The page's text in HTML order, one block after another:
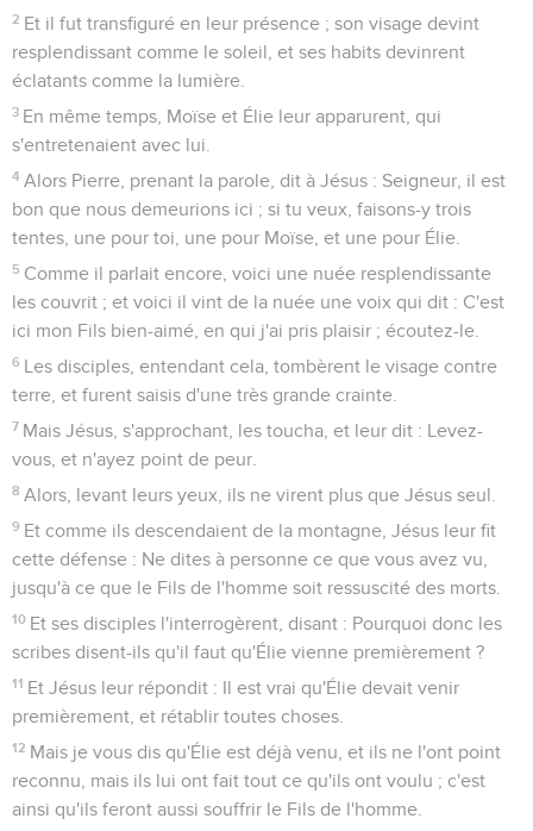
2 Et il fut transfiguré en leur présence ; son visage devint
resplendissant comme le soleil, et ses habits devinrent
éclatants comme la lumière.
3 En même temps, Moïse et Élie leur apparurent, qui
s'entretenaient avec lui.
4 Alors Pierre, prenant la parole, dit à Jésus : Seigneur, il est
bon que nous demeurions ici ; si tu veux, faisons-y trois
tentes, une pour toi, une pour Moïse, et une pour Élie.
5 Comme il parlait encore, voici une nuée resplendissante
les couvrit ; et voici il vint de la nuée une voix qui dit : C'est
ici mon Fils bien-aimé, en qui j'ai pris plaisir ; écoutez-le.
6 Les disciples, entendant cela, tombèrent le visage contre
terre, et furent saisis d'une très grande crainte.
7 Mais Jésus, s'approchant, les toucha, et leur dit : Levez-
vous, et n'ayez point de peur.
8 Alors, levant leurs yeux, ils ne virent plus que Jésus seul.
9 Et comme ils descendaient de la montagne, Jésus leur fit
cette défense : Ne dites à personne ce que vous avez vu,
jusqu'à ce que le Fils de l'homme soit ressuscité des morts.
10 Et ses disciples l'interrogèrent, disant : Pourquoi donc les
scribes disent-ils qu'il faut qu'Élie vienne premièrement ?
11 Et Jésus leur répondit : Il est vrai qu'Élie devait venir
premièrement, et rétablir toutes choses.
12 Mais je vous dis qu'Élie est déjà venu, et ils ne l'ont point
reconnu, mais ils lui ont fait tout ce qu'ils ont voulu ; c'est
ainsi qu'ils feront aussi souffrir le Fils de l'homme.